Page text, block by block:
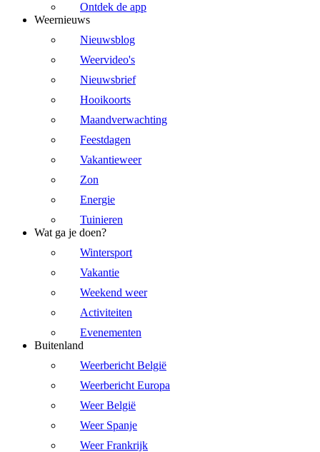
Ontdek de app
Weernieuws
Nieuwsblog
Weervideo's
Nieuwsbrief
Hooikoorts
Maandverwachting
Feestdagen
Vakantieweer
Zon
Energie
Tuinieren
Wat ga je doen?
Wintersport
Vakantie
Weekend weer
Activiteiten
Evenementen
Buitenland
Weerbericht België
Weerbericht Europa
Weer België
Weer Spanje
Weer Frankrijk